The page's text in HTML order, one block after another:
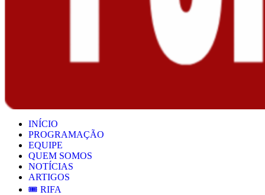
INÍCIO
PROGRAMAÇÃO
EQUIPE
QUEM SOMOS
NOTÍCIAS
ARTIGOS
🎟️ RIFA